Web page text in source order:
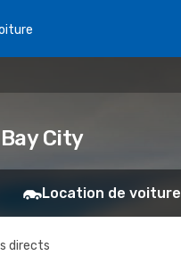
City
Location de voiture
directs